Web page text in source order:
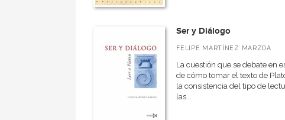
Ser y Diálogo
FELIPE MARTÍNEZ MARZOA
La cuestión que se debate en
de cómo tomar el texto de
la consistencia del tipo de
las...